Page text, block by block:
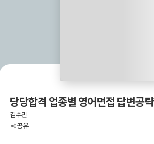
당당합격 업종별 영어면접 답변공략
김수민
공유